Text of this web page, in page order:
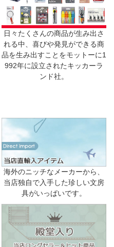
日々たくさんの商品が生み出さ
れる中、喜びや発見ができる商
品を生み出すことをモットーに1
992年に設立されたキッカーラ
ンド社。
海外のニッチなメーカーから、
当店独自で入手した珍しい文房
具がいっぱいです。